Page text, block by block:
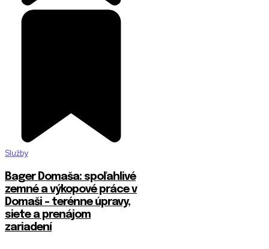
Služby
Bager Domaša: spoľahlivé
zemné a výkopové práce v
Domaši – terénne úpravy,
siete a prenájom
zariadení